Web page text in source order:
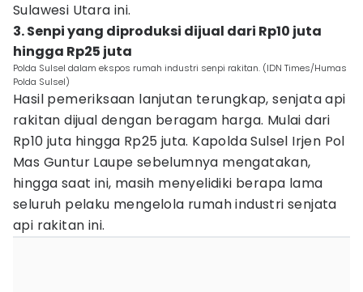
Sulawesi Utara ini.
3. Senpi yang diproduksi dijual dari Rp10 juta
hingga Rp25 juta
Polda Sulsel dalam ekspos rumah industri senpi rakitan. (IDN Times/Humas
Polda Sulsel)
Hasil pemeriksaan lanjutan terungkap, senjata api
rakitan dijual dengan beragam harga. Mulai dari
Rp10 juta hingga Rp25 juta. Kapolda Sulsel Irjen Pol
Mas Guntur Laupe sebelumnya mengatakan,
hingga saat ini, masih menyelidiki berapa lama
seluruh pelaku mengelola rumah industri senjata
api rakitan ini.